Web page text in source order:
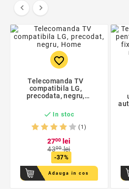
 
favorite_border
Telecomanda TV
compatibila LG,
precodata, negru,
 In stoc
(1)
2700
lei
4300lei
-37%
Adauga in cos